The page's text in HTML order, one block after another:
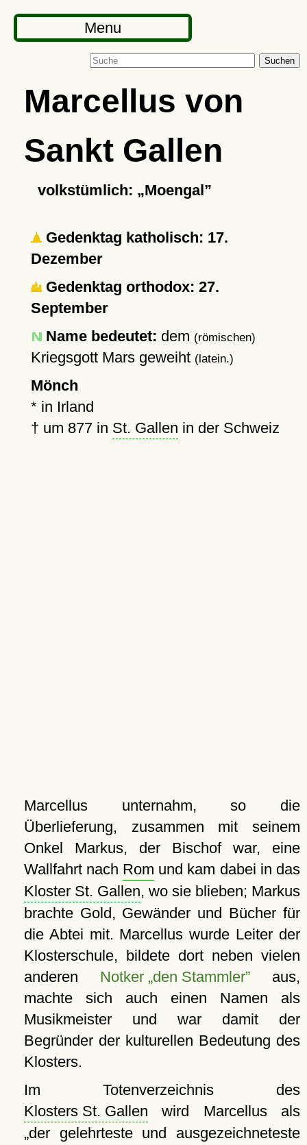
Menu
Suchen
Marcellus von
Sankt Gallen
volkstümlich: Moengal
Gedenktag katholisch: 17.
Dezember
Gedenktag orthodox: 27.
September
Name bedeutet: dem (römischen)
Kriegsgott Mars geweiht (latein.)
Mönch
* in Irland
† um 877in St. Gallen in der Schweiz
Marcellus unternahm, so die
Überlieferung, zusammen mit seinem
Onkel Markus, der Bischof war, eine
Wallfahrt nach Rom und kam dabei in das
Kloster St. Gallen, wo sie blieben; Markus
brachte Gold, Gewänder und Bücher für
die Abtei mit. Marcellus wurde Leiter der
Klosterschule, bildete dort neben vielen
anderen Notker den Stammler aus,
machte sich auch einen Namen als
Musikmeister und war damit der
Begründer der kulturellen Bedeutung des
Klosters.
Im Totenverzeichnis des
Klosters St. Gallen wird Marcellus als
der gelehrteste und ausgezeichneteste